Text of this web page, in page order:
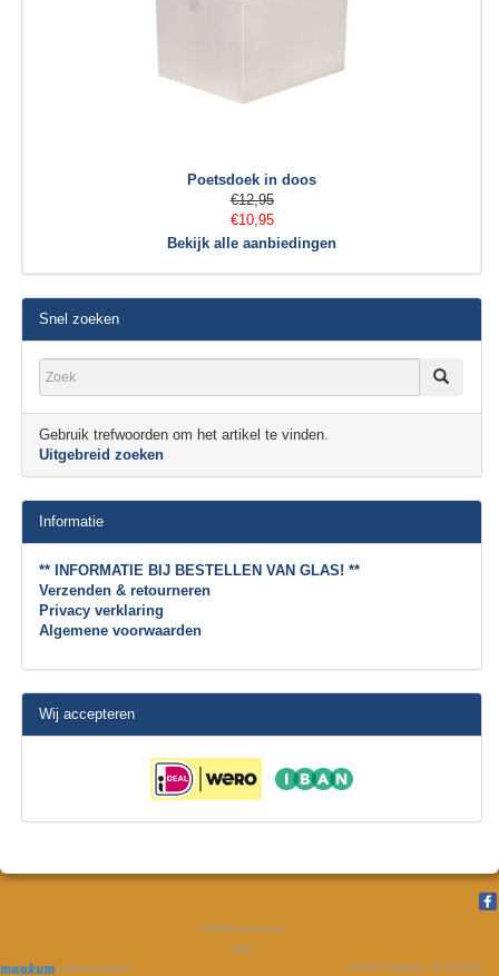
Poetsdoek in doos
€12,95
€10,95
Bekijk alle aanbiedingen
Snel zoeken
Gebruik trefwoorden om het artikel te vinden.
Uitgebreid zoeken
Informatie
** INFORMATIE BIJ BESTELLEN VAN GLAS! **
Verzenden & retourneren
Privacy verklaring
Algemene voorwaarden
Wij accepteren
website maken
470788 bezoekers
login
laatste wijziging: 06-08-2026